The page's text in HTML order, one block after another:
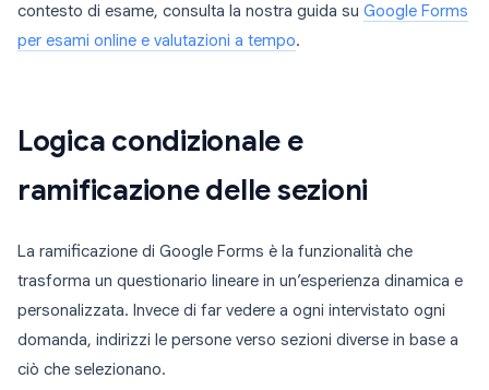
contesto di esame, consulta la nostra guida su Google Forms
per esami online e valutazioni a tempo.
Logica condizionale e
ramificazione delle sezioni
La ramificazione di Google Forms è la funzionalità che
trasforma un questionario lineare in un’esperienza dinamica e
personalizzata. Invece di far vedere a ogni intervistato ogni
domanda, indirizzi le persone verso sezioni diverse in base a
ciò che selezionano.